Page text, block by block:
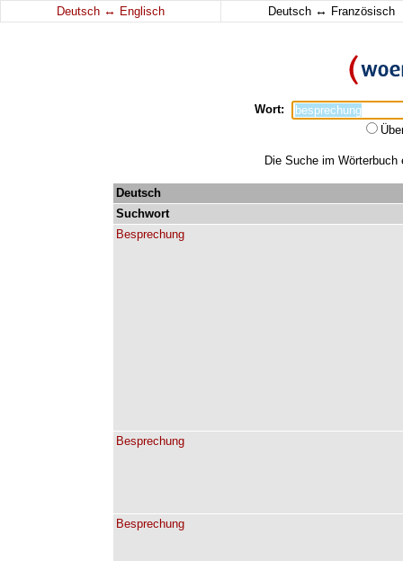
Deutsch ↔ Englisch Deutsch ↔ Französisch
Wort:
Die Suche im
Deutsch
Suchwort
Besprechung
Besprechung
Besprechung